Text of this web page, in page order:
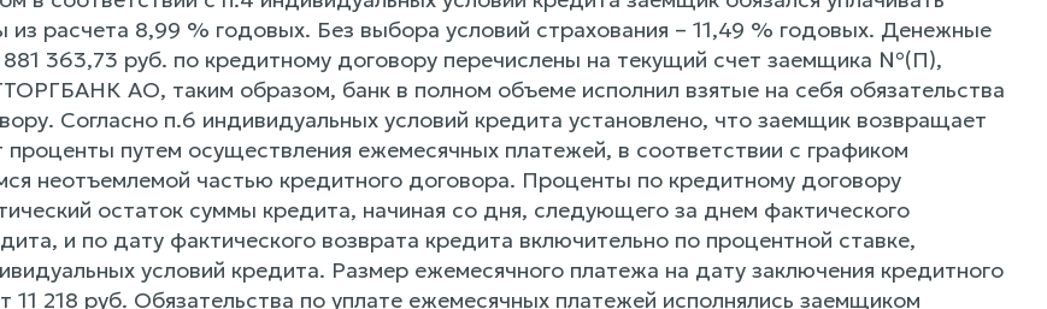
из расчета 8,99 % годовых. Без выбора условий страхования – 11,49 % годовых. Денежные
363,73 руб. по кредитному договору перечислены на текущий счет заемщика №(П),
АО, таким образом, банк в полном объеме исполнил взятые на себя обязательства
Согласно п.6 индивидуальных условий кредита установлено, что заемщик возвращает
проценты путем осуществления ежемесячных платежей, в соответствии с графиком
неотъемлемой частью кредитного договора. Проценты по кредитному договору
остаток суммы кредита, начиная со дня, следующего за днем фактического
и по дату фактического возврата кредита включительно по процентной ставке,
условий кредита. Размер ежемесячного платежа на дату заключения кредитного
11 218 руб. Обязательства по уплате ежемесячных платежей исполнялись заемщиком